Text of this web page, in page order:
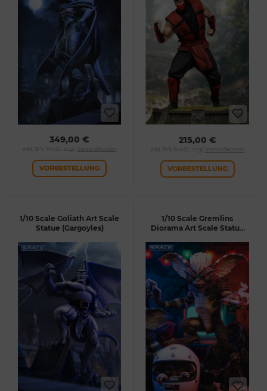
349,00 €
inkl. 19 % MwSt. zzgl. Versandkosten
VORBESTELLUNG
215,00 €
inkl. 19 % MwSt. zzgl. Versandkosten
VORBESTELLUNG
1/10 Scale Goliath Art Scale
Statue (Gargoyles)
1/10 Scale Gremlins
Diorama Art Scale Statue